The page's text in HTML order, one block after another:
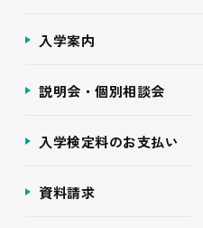
入学案内
説明会・個別相談会
入学検定料のお支払い
資料請求